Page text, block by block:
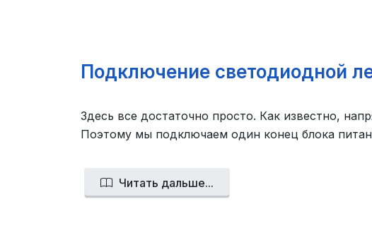
Подключение светодиодной
Здесь все достаточно просто. Как известно,
Поэтому мы подключаем один конец блока
Читать дальше...